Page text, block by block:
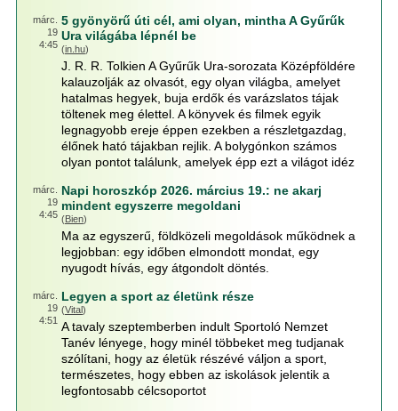
márc.
19
4:45
5 gyönyörű úti cél, ami olyan, mintha A Gyűrűk
Ura világába lépnél be
(in.hu)
J. R. R. Tolkien A Gyűrűk Ura-sorozata Középföldére
kalauzolják az olvasót, egy olyan világba, amelyet
hatalmas hegyek, buja erdők és varázslatos tájak
töltenek meg élettel. A könyvek és filmek egyik
legnagyobb ereje éppen ezekben a részletgazdag,
élőnek ható tájakban rejlik. A bolygónkon számos
olyan pontot találunk, amelyek épp ezt a világot idéz
márc.
19
4:45
Napi horoszkóp 2026. március 19.: ne akarj
mindent egyszerre megoldani
(Bien)
Ma az egyszerű, földközeli megoldások működnek a
legjobban: egy időben elmondott mondat, egy
nyugodt hívás, egy átgondolt döntés.
márc.
19
4:51
Legyen a sport az életünk része
(Vital)
A tavaly szeptemberben indult Sportoló Nemzet
Tanév lényege, hogy minél többeket meg tudjanak
szólítani, hogy az életük részévé váljon a sport,
természetes, hogy ebben az iskolások jelentik a
legfontosabb célcsoportot